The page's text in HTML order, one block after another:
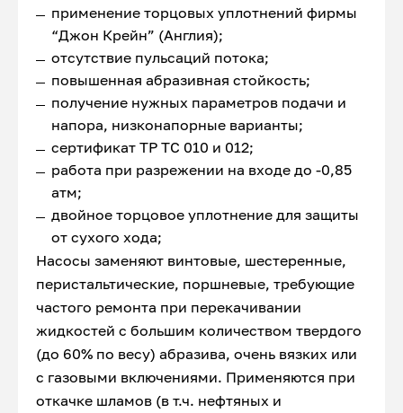
применение торцовых уплотнений фирмы
“Джон Крейн” (Англия);
отсутствие пульсаций потока;
повышенная абразивная стойкость;
получение нужных параметров подачи и
напора, низконапорные варианты;
сертификат ТР ТС 010 и 012;
работа при разрежении на входе до -0,85
атм;
двойное торцовое уплотнение для защиты
от сухого хода;
Насосы заменяют винтовые, шестеренные,
перистальтические, поршневые, требующие
частого ремонта при перекачивании
жидкостей с большим количеством твердого
(до 60% по весу) абразива, очень вязких или
с газовыми включениями. Применяются при
откачке шламов (в т.ч. нефтяных и